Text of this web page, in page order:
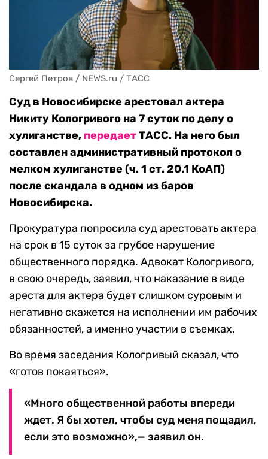
Сергей Петров / NEWS.ru / ТАСС
Суд в Новосибирске арестовал актера
Никиту Кологривого на 7 суток по делу о
хулиганстве, передаетТАСС. На него был
составлен административный протокол о
мелком хулиганстве (ч. 1 ст. 20.1 КоАП)
после скандала в одном из баров
Новосибирска.
Прокуратура попросила суд арестовать актера
на срок в 15 суток за грубое нарушение
общественного порядка. Адвокат Кологривого,
в свою очередь, заявил, что наказание в виде
ареста для актера будет слишком суровым и
негативно скажется на исполнении им рабочих
обязанностей, а именно участии в съемках.
Во время заседания Кологривый сказал, что
«готов покаяться».
«Много общественной работы впереди
ждет. Я бы хотел, чтобы суд меня пощадил,
если это возможно»,— заявил он.